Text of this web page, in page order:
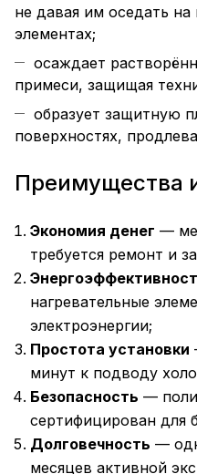
не давая им оседать на
элементах;
осаждает
примеси, защищая
образует защитную
поверхностях,
Преимущества
Экономия денег —
требуется ремонт и
нагревательные
электроэнергии;
Простота установки
минут к подводу
Безопасность —
сертифицирован для
Долговечность —
месяцев активной